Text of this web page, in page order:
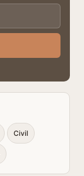
Civil